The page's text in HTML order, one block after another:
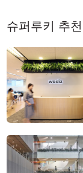
슈퍼루키 추